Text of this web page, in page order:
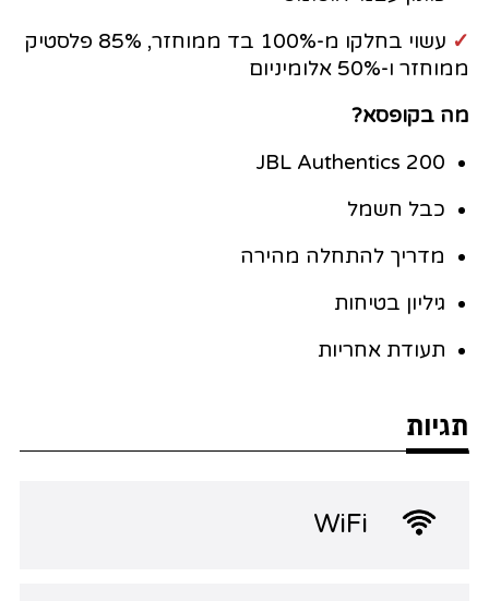
✓
עשוי בחלקו מ-100% בד ממוחזר, 85% פלסטיק
ממוחזר ו-50% אלומיניום
מה בקופסא?
JBL Authentics 200
כבל חשמל
מדריך להתחלה מהירה
גיליון בטיחות
תעודת אחריות
תגיות
WiFi